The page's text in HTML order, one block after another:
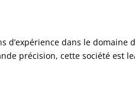
d’expérience dans le
précision, cette société est